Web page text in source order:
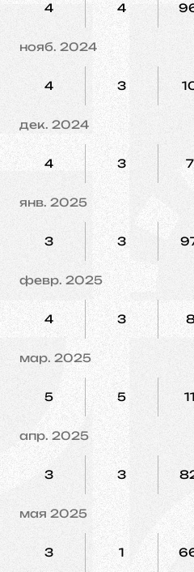
4 4
нояб. 2024
4 3
дек. 2024
4 3
янв. 2025
3 3
февр. 2025
4 3
мар. 2025
5 5
апр. 2025
3 3
мая 2025
3 1